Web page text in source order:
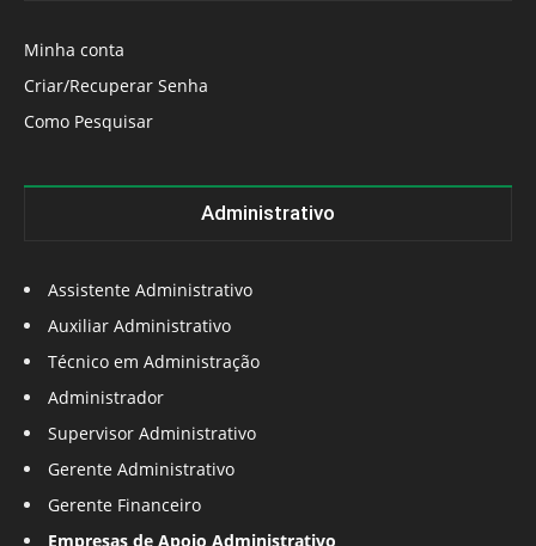
Minha conta
Criar/Recuperar Senha
Como Pesquisar
Administrativo
Assistente Administrativo
Auxiliar Administrativo
Técnico em Administração
Administrador
Supervisor Administrativo
Gerente Administrativo
Gerente Financeiro
Empresas de Apoio Administrativo